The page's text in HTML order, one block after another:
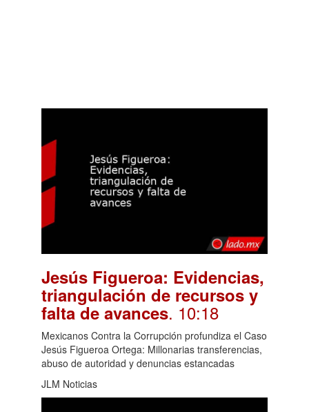
Jesús Figueroa: Evidencias,
triangulación de recursos y
falta de avances. 10:18
Mexicanos Contra la Corrupción profundiza el Caso
Jesús Figueroa Ortega: Millonarias transferencias,
abuso de autoridad y denuncias estancadas
JLM Noticias